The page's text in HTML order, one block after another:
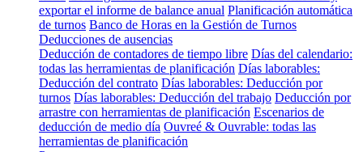
exportar el informe de balance anual Planificación automática
de turnos Banco de Horas en la Gestión de Turnos
Deducciones de ausencias
Deducción de contadores de tiempo libre Días del calendario:
todas las herramientas de planificación Días laborables:
Deducción del contrato Días laborables: Deducción por
turnos Días laborables: Deducción del trabajo Deducción por
arrastre con herramientas de planificación Escenarios de
deducción de medio día Ouvreé & Ouvrable: todas las
herramientas de planificación